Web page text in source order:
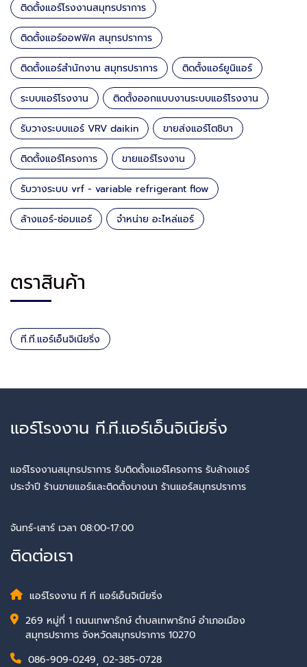
ติดตั้งแอร์โรงงานสมุทรปราการ
ติดตั้งแอร์ออฟฟิศ สมุทรปราการ
ติดตั้งแอร์สำนักงาน สมุทรปราการ ติดตั้งแอร์ยูนิแอร์
ระบบแอร์โรงงาน ติดตั้งออกแบบงานระบบแอร์โรงงาน
รับวางระบบแอร์ VRV daikin ขายส่งแอร์โตชิบา
ติดตั้งแอร์โครงการ ขายแอร์โรงงาน
รับวางระบบ vrf - variable refrigerant flow
ล้างแอร์-ซ่อมแอร์ จำหน่าย อะไหล่แอร์
ตราสินค้า
ที.ที.แอร์เอ็นจิเนียริ่ง
แอร์โรงงาน ที.ที.แอร์เอ็นจิเนียริ่ง
แอร์โรงงานสมุทรปราการ รับติดตั้งแอร์โครงการ รับล้างแอร์
ประจำปี ร้านขายแอร์และติดตั้งบางนา ร้านแอร์สมุทรปราการ
จันทร์-เสาร์ เวลา 08:00-17:00
ติดต่อเรา
แอร์โรงงาน ที ที แอร์เอ็นจิเนียริ่ง
269 หมู่ที่ 1 ถนนเทพารักษ์ ตำบลเทพารักษ์ อำเภอเมือง
สมุทรปราการ จังหวัดสมุทรปราการ 10270
086-909-0249, 02-385-0728